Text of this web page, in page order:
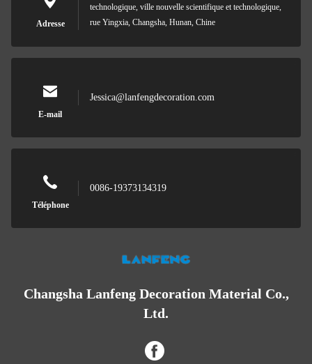
Adresse
technologique, ville nouvelle scientifique et technologique,
rue Yingxia, Changsha, Hunan, Chine
E-mail
Jessica@lanfengdecoration.com
Téléphone
0086-19373134319
Changsha Lanfeng Decoration Material Co.,
Ltd.